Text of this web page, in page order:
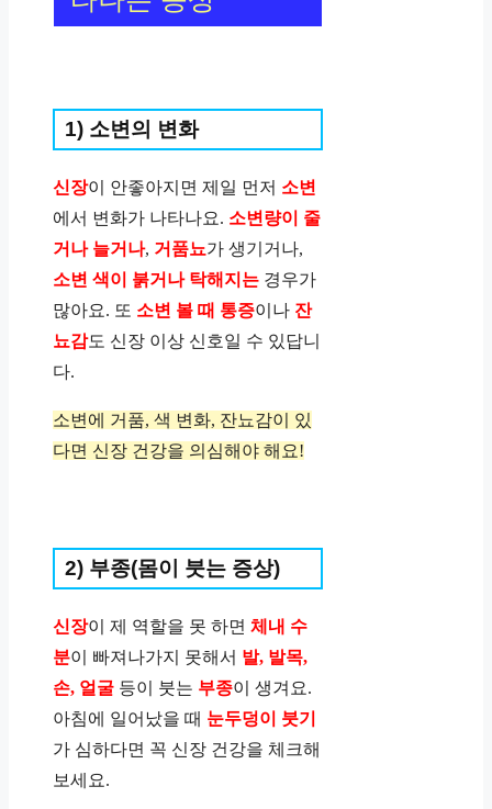
1) 소변의 변화
신장이 안좋아지면 제일 먼저 소변
에서 변화가 나타나요. 소변량이 줄
거나 늘거나, 거품뇨가 생기거나,
소변 색이 붉거나 탁해지는 경우가
많아요. 또 소변 볼 때 통증이나 잔
뇨감도 신장 이상 신호일 수 있답니
다.
소변에 거품, 색 변화, 잔뇨감이 있
다면 신장 건강을 의심해야 해요!
2) 부종(몸이 붓는 증상)
신장이 제 역할을 못 하면 체내 수
분이 빠져나가지 못해서 발, 발목,
손, 얼굴 등이 붓는 부종이 생겨요.
아침에 일어났을 때 눈두덩이 붓기
가 심하다면 꼭 신장 건강을 체크해
보세요.